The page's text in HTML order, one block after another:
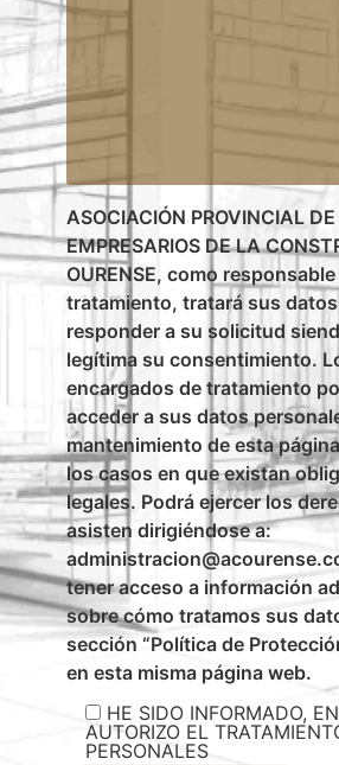
ASOCIACIÓN PROVINCIAL DE
EMPRESARIOS DE LA
OURENSE, como
tratamiento, tratará sus
responder a su solicitud
legítima su consentimiento.
encargados de tratamiento
acceder a sus datos
mantenimiento de esta
los casos en que existan
legales. Podrá ejercer los
asisten dirigiéndose a:
tener acceso a información
sobre cómo tratamos sus
sección “Política de
en esta misma página web.
HE SIDO INFORMADO,
AUTORIZO EL
PERSONALES